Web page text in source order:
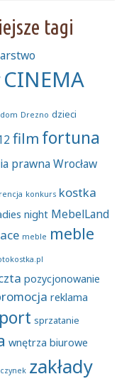
tagi
CINEMA
dom Drezno dzieci
film fortuna
prawna Wrocław
konkurs kostka
night MebelLand
meble meble
pozycjonowanie
reklama
sprzatanie
wnętrza biurowe
zakłady